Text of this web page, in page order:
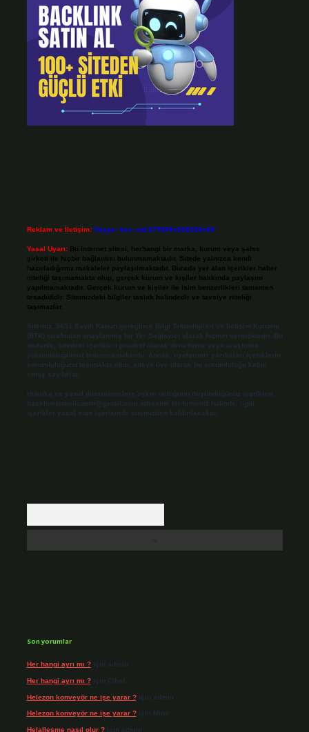
Reklam ve İletişim: Skype: live:.cid.575569c608265c69
Yasal Uyarı: Bu internet sitesi, herhangi bir marka, kurum veya şahıs
şirketi ile hiçbir bağlantısı bulunmamaktadır. Sitede yalnızca kendi
hazırladığımız makaleler paylaşılmaktadır. Burada yer alan içerikler haber
niteliği taşımamakta olup, gerçek kurum ve kişiler hakkında paylaşım
yapılmamaktadır. Gerçek kurum ve kişiler ile isim benzerlikleri tamamen
tesadüfidir. Sitemizdeki bilgiler taslak halindedir ve tavsiye niteliği
taşımazlar.
Sitemiz, 5651 Sayılı Kanun gereğince Bilgi Teknolojileri ve İletişim Kurumu
(BTK) tarafından onaylanmış bir Yer Sağlayıcı olarak hizmet vermektedir. Bu
nedenle, sitedeki içerikleri proaktif olarak denetleme veya araştırma
yükümlülüğümüz bulunmamaktadır. Ancak, üyelerimiz yazdıkları içeriklerin
sorumluluğunu taşımakta olup, siteye üye olarak bu sorumluluğu kabul
etmiş sayılırlar.
Hukuka ve yasal düzenlemelere aykırı olduğunu düşündüğünüz içerikleri,
backlinkpanelicomtr@gmail.com adresine bildirmeniz halinde, ilgili
içerikler yasal süre içerisinde sitemizden kaldırılacaktır.
Son yorumlar
Her hangi ayrı mı ?için admin
Her hangi ayrı mı ?için Cihat
Helezon konveyör ne işe yarar ?için admin
Helezon konveyör ne işe yarar ?için Mine
Helalleşme nasıl olur ?için admin